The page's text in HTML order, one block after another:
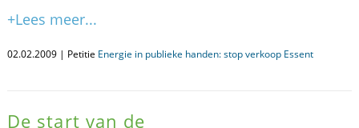
+Lees meer...
02.02.2009 | Petitie Energie in publieke handen: stop verkoop Essent
De start van de